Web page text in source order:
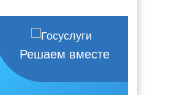
Решаем вместе